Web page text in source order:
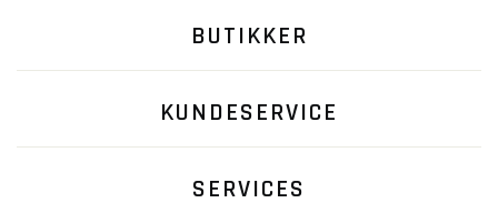
BUTIKKER
KUNDESERVICE
SERVICES